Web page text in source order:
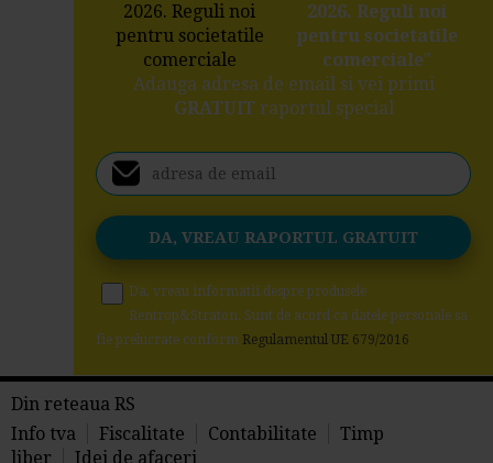
2026. Reguli noi
pentru societatile
comerciale"
Adauga adresa de email si vei primi
GRATUITraportul special
Da, vreau informatii despre produsele
Rentrop&Straton. Sunt de acord ca datele personale sa
fie prelucrate conform Regulamentul UE 679/2016
Din reteaua RS
Info tva
Fiscalitate Contabilitate
Timp
liber
Idei de afaceri